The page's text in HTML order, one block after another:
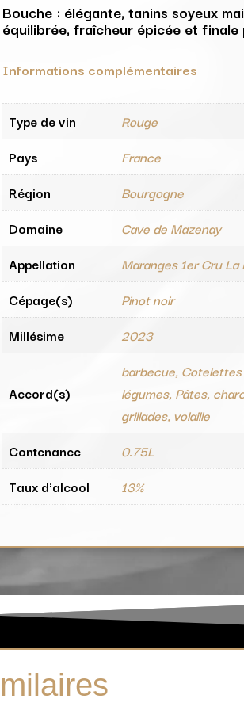
Bouche : élégante, tanins soyeux
équilibrée, fraîcheur épicée et
Informations complémentaires
Type de vin
Rouge
Pays
France
Région
Bourgogne
Domaine
Cave de Mazenay
Appellation
Maranges 1er Cru La
Cépage(s)
Pinot noir
Millésime
2023
Accord(s)
barbecue,
légumes, Pâtes,
grillades, volaille
Contenance
0.75L
Taux d'alcool
13%